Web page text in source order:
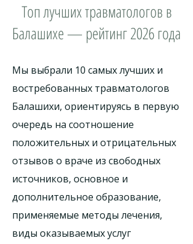
Топ лучших травматологов в
Балашихе — рейтинг 2026 года
Мы выбрали 10 самых лучших и
востребованных травматологов
Балашихи, ориентируясь в первую
очередь на соотношение
положительных и отрицательных
отзывов о враче из свободных
источников, основное и
дополнительное образование,
применяемые методы лечения,
виды оказываемых услуг